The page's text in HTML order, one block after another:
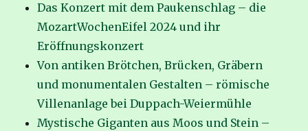
Das Konzert mit dem Paukenschlag – die
MozartWochenEifel 2024 und ihr
Eröffnungskonzert
Von antiken Brötchen, Brücken, Gräbern
und monumentalen Gestalten – römische
Villenanlage bei Duppach-Weiermühle
Mystische Giganten aus Moos und Stein –